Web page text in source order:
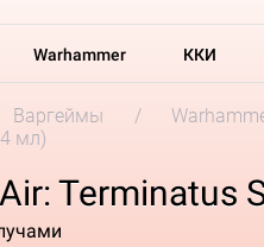
Warhammer ККИ
Варгеймы
мл)
Terminatus